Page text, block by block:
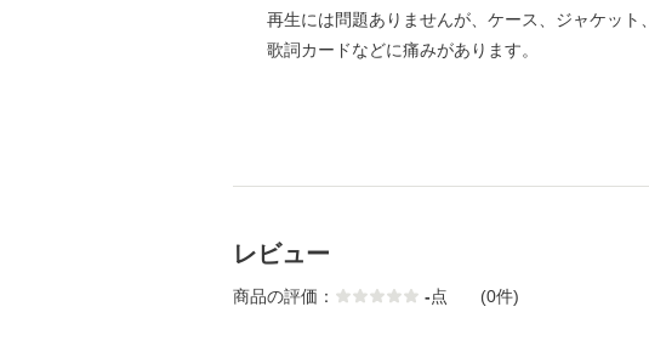
再生には問題ありませんが、ケース、ジャケット、
歌詞カードなどに痛みがあります。
レビュー
商品の評価： -点 (0件)